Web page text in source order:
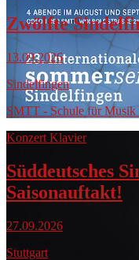
Zwölfte
13.09.2026
Sindelfingen
SMTT - Schule für Musik
Konzert Klavier
Süddeutsches
Saisonauftakt!
27.09.2026
Stuttgart